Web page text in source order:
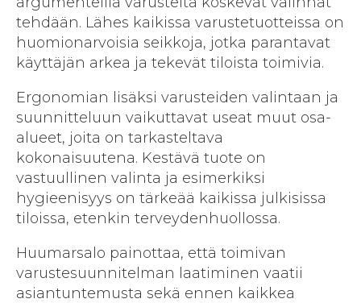
tehdään. Lähes kaikissa varustetuotteissa on
huomionarvoisia seikkoja, jotka parantavat
käyttäjän arkea ja tekevät tiloista toimivia.
Ergonomian lisäksi varusteiden valintaan ja
suunnitteluun vaikuttavat useat muut osa-
alueet, joita on tarkasteltava
kokonaisuutena. Kestävä tuote on
vastuullinen valinta ja esimerkiksi
hygieenisyys on tärkeää kaikissa julkisissa
tiloissa, etenkin terveydenhuollossa.
Huumarsalo painottaa, että toimivan
varustesuunnitelman laatiminen vaatii
asiantuntemusta sekä ennen kaikkea